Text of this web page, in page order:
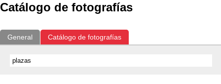
Catálogo de fotografías
General Catálogo de fotografías